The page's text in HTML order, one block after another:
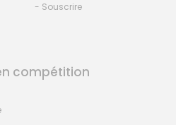
- Souscrire
compétition